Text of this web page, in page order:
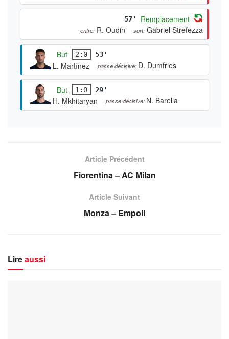
57' Remplacement
entre: R. Oudin sort: Gabriel Strefezza
But 2:0 53'
L. Martínez passe décisive: D. Dumfries
But 1:0 29'
H. Mkhitaryan passe décisive: N. Barella
Article Précédent
Fiorentina – AC Milan
Article Suivant
Monza – Empoli
Lireaussi